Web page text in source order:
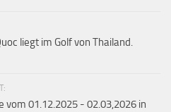
liegt im Golf von Thailand.
vom 01.12.2025 - 02.03,2026 in